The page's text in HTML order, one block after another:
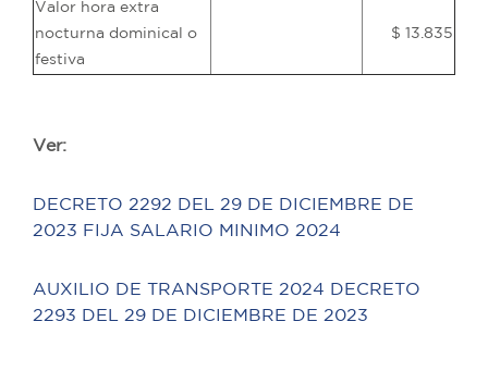
Valor hora extra
nocturna dominical o
festiva
$ 13.835
Ver:
DECRETO 2292 DEL 29 DE DICIEMBRE DE
2023 FIJA SALARIO MINIMO 2024
AUXILIO DE TRANSPORTE 2024 DECRETO
2293 DEL 29 DE DICIEMBRE DE 2023